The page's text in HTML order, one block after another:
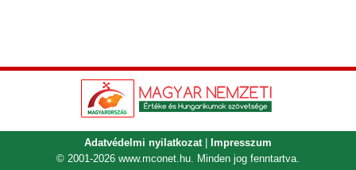
Adatvédelmi nyilatkozat | Impresszum
© 2001-2026 www.mconet.hu . Minden jog fenntartva.